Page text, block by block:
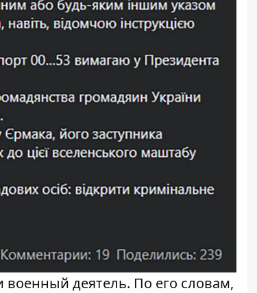
деятель. По его словам,